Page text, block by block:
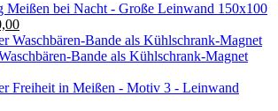
Meißen bei Nacht - Große Leinwand 150x100
Aktueller
Preis
ist:
Bande als Kühlschrank-Magnet